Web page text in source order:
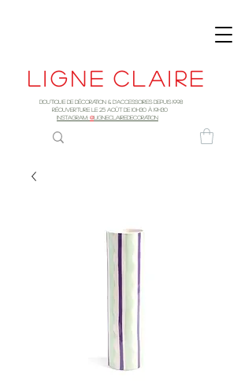
Ligne claire
Boutique de décoration & d'accessoires depuis 1998
RÉOUVERTURE LE 25 AOûT DE 10h30 à 19H30
INSTAGRAM: @LIGNECLAIREDECORATION